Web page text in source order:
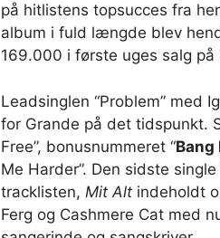
på hitlistens topsucces fra
album i fuld længde blev
169.000 i første uges salg
Leadsinglen “Problem” med
for Grande på det tidspunkt.
Free”, bonusnummeret “Bang
Me Harder”. Den sidste
tracklisten, Mit Alt indeholdt
Ferg og Cashmere Cat med